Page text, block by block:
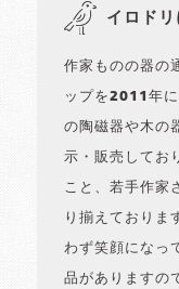
イロド
作家ものの器の
ップを2011年
の陶磁器や木の
示・販売してお
こと、若手作家
り揃えておりま
わず笑顔になっ
品がありますの